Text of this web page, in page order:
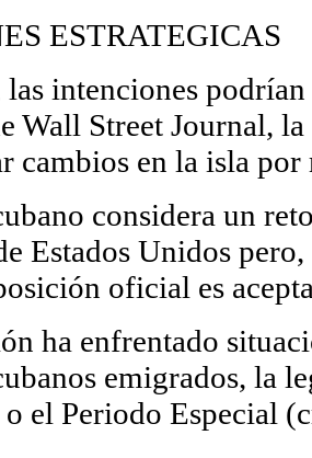
ESTRATEGICAS
intenciones
Wall Street Journal,
cambios en la isla
considera un
Estados Unidos
oficial es
ha enfrentado
emigrados, la
el Periodo Especial